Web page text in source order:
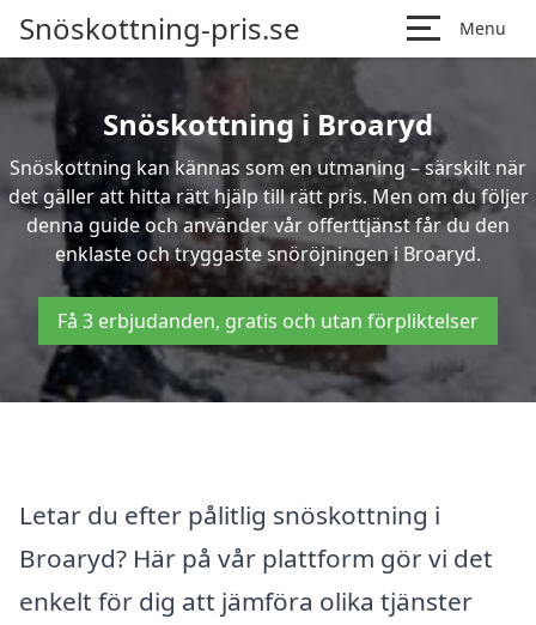
Snöskottning-pris.se Menu
Snöskottning i Broaryd
Snöskottning kan kännas som en utmaning – särskilt när
det gäller att hitta rätt hjälp till rätt pris. Men om du följer
denna guide och använder vår offerttjänst får du den
enklaste och tryggaste snöröjningen i Broaryd.
Få 3 erbjudanden, gratis och utan förpliktelser
Letar du efter pålitlig snöskottning i
Broaryd? Här på vår plattform gör vi det
enkelt för dig att jämföra olika tjänster